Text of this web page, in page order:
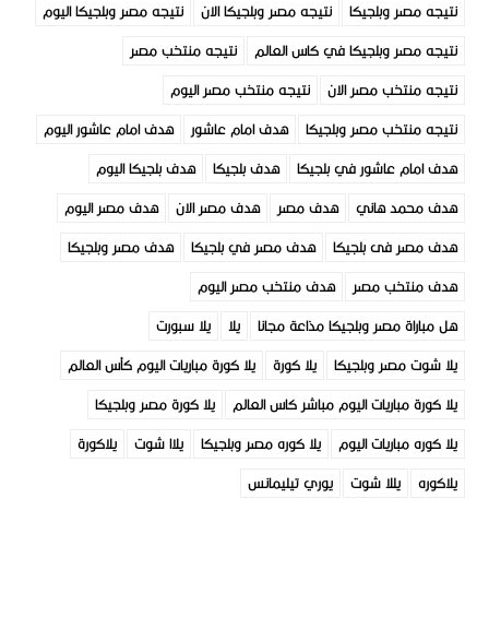
نتيجه مصر وبلجيكا
نتيجه مصر وبلجيكا الان
نتيجه مصر وبلجيكا اليوم
نتيجه مصر وبلجيكا في كاس العالم
نتيجه منتخب مصر
نتيجه منتخب مصر الان
نتيجه منتخب مصر اليوم
نتيجه منتخب مصر وبلجيكا
هدف امام عاشور
هدف امام عاشور اليوم
هدف امام عاشور في بلجيكا
هدف بلجيكا
هدف بلجيكا اليوم
هدف محمد هاني
هدف مصر هدف مصر الان
هدف مصر اليوم
هدف مصر فى بلجيكا
هدف مصر في بلجيكا
هدف مصر وبلجيكا
هدف منتخب مصر
هدف منتخب مصر اليوم
هل مباراة مصر وبلجيكا مذاعة مجانا
يلا
يلا سبورت
يلا شوت مصر وبلجيكا
يلا كورة
يلا كورة مباريات اليوم كأس العالم
يلا كورة مباريات اليوم مباشر كاس العالم
يلا كورة مصر وبلجيكا
يلا كوره مباريات اليوم
يلا كوره مصر وبلجيكا يلاا شوت
يلاكورة
يلاكوره
يللا شوت يوري تيليمانس